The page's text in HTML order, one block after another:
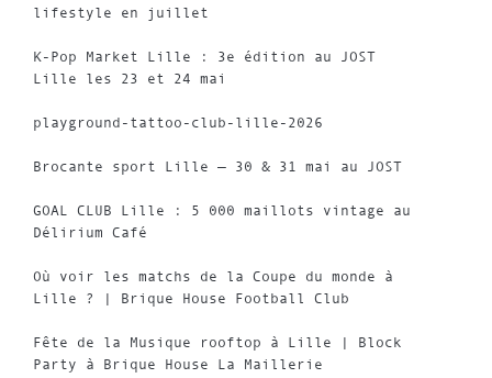
lifestyle en juillet
K-Pop Market Lille : 3e édition au JOST
Lille les 23 et 24 mai
playground-tattoo-club-lille-2026
Brocante sport Lille — 30 & 31 mai au JOST
GOAL CLUB Lille : 5 000 maillots vintage au
Délirium Café
Où voir les matchs de la Coupe du monde à
Lille ? | Brique House Football Club
Fête de la Musique rooftop à Lille | Block
Party à Brique House La Maillerie